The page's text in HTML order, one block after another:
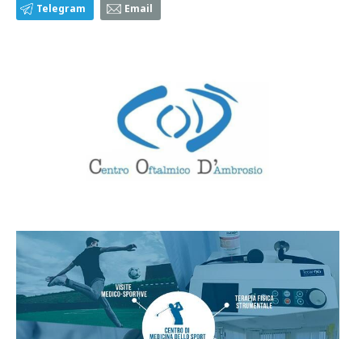
Telegram Email